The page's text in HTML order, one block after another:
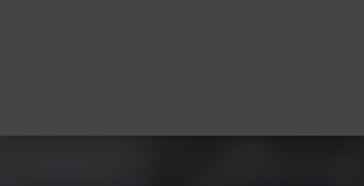
Post navigation